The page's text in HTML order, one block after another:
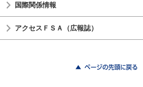
国際関係情報
アクセスＦＳＡ（広報誌）